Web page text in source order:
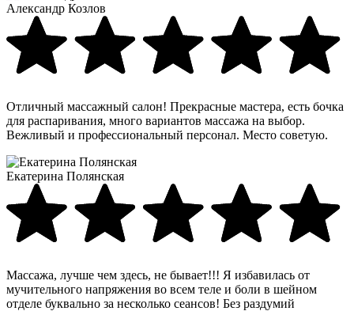
Александр Козлов
Отличный массажный салон! Прекрасные мастера, есть бочка
для распаривания, много вариантов массажа на выбор.
Вежливый и профессиональный персонал. Место советую.
Екатерина Полянская
Массажа, лучше чем здесь, не бывает!!! Я избавилась от
мучительного напряжения во всем теле и боли в шейном
отделе буквально за несколько сеансов! Без раздумий